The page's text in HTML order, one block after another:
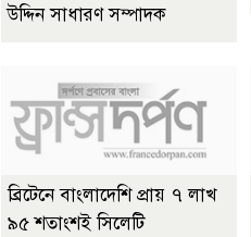
উদ্দিন সাধারণ সম্পাদক
ব্রিটেনে বাংলাদেশি প্রায় ৭ লাখ
৯৫ শতাংশই সিলেটি